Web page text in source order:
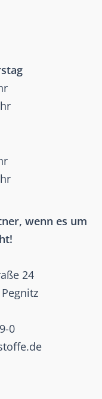
wenn es um
24
0